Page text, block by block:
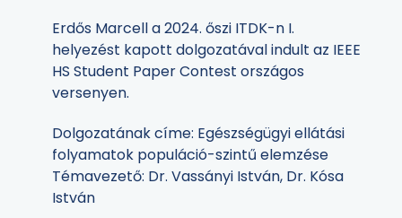
Erdős Marcell a 2024. őszi ITDK-n I.
helyezést kapott dolgozatával indult az IEEE
HS Student Paper Contest országos
versenyen.
Dolgozatának címe: Egészségügyi ellátási
folyamatok populáció-szintű elemzése
Témavezető: Dr. Vassányi István, Dr. Kósa
István